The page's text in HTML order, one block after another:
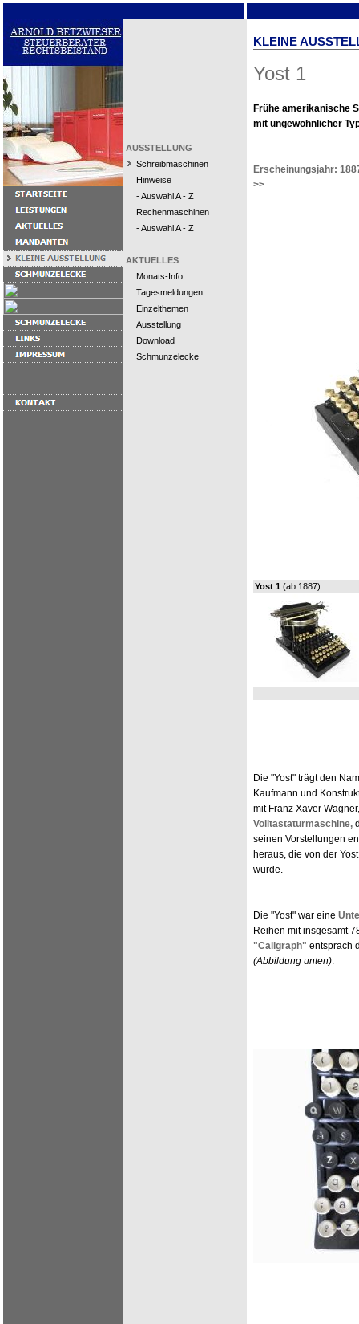
AUSSTELLUNG
Schreibmaschinen
Hinweise
- Auswahl A - Z
Rechenmaschinen
- Auswahl A - Z
AKTUELLES
Monats-Info
Tagesmeldungen
Einzelthemen
Ausstellung
Download
Schmunzelecke
KLEINE
Yost 1
Frühe amerikanische
mit ungewohnlicher
Erscheinungsjahr:
>>
Yost 1 (ab 1887)
Die "Yost" trägt den
Kaufmann und
mit Franz Xaver
Volltastaturmaschine,
seinen Vorstellungen
heraus, die von der
wurde.
Die "Yost" war eine
Reihen mit insgesamt
"Caligraph" entsprach
(Abbildung unten).